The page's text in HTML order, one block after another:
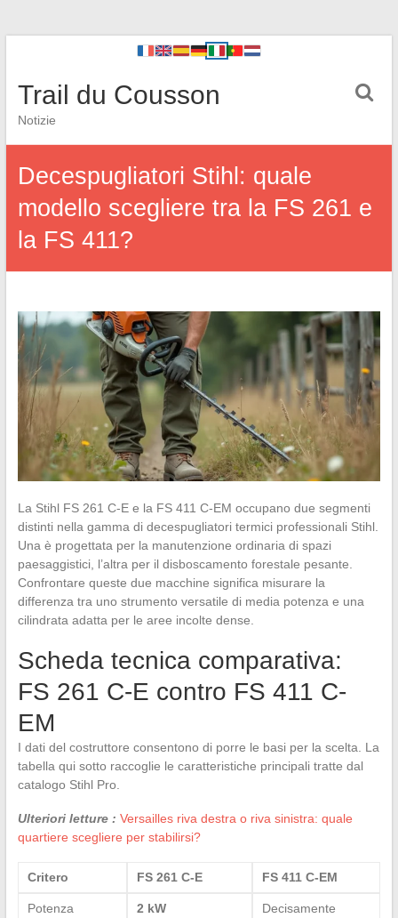
Trail du Cousson
Notizie
Decespugliatori Stihl: quale
modello scegliere tra la FS 261 e
la FS 411?
La Stihl FS 261 C-E e la FS 411 C-EM occupano due segmenti
distinti nella gamma di decespugliatori termici professionali Stihl.
Una è progettata per la manutenzione ordinaria di spazi
paesaggistici, l’altra per il disboscamento forestale pesante.
Confrontare queste due macchine significa misurare la
differenza tra uno strumento versatile di media potenza e una
cilindrata adatta per le aree incolte dense.
Scheda tecnica comparativa:
FS 261 C-E contro FS 411 C-
EM
I dati del costruttore consentono di porre le basi per la scelta. La
tabella qui sotto raccoglie le caratteristiche principali tratte dal
catalogo Stihl Pro.
Ulteriori letture : Versailles riva destra o riva sinistra: quale
quartiere scegliere per stabilirsi?
Critero FS 261 C-E FS 411 C-EM
Potenza 2 kW
Decisamente